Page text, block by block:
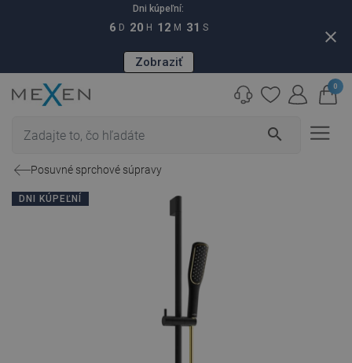
Dni kúpeľní:
6 D 20 H 12 M 30 S
Zobraziť
close
search
0
Posuvné sprchové súpravy
DNI KÚPEĽNÍ